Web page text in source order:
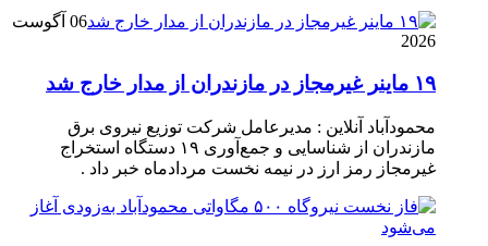
06 آگوست
2026
۱۹ ماینر غیرمجاز در مازندران از مدار خارج شد
محمودآباد آنلاین : مدیرعامل شرکت توزیع نیروی برق
مازندران از شناسایی و جمع‌آوری ۱۹ دستگاه استخراج
غیرمجاز رمز ارز در نیمه نخست مردادماه خبر داد .